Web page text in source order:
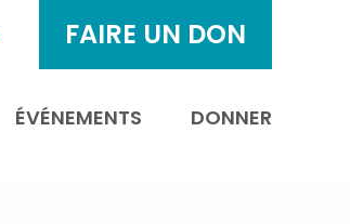
FAIRE UN DON
ÉVÉNEMENTS DONNER